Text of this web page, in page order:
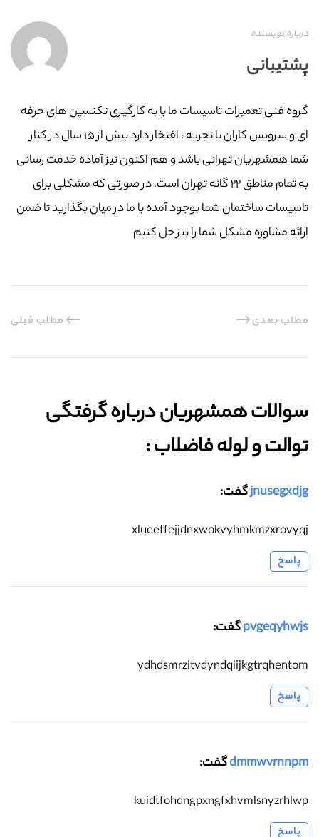
درباره نویسنده
پشتیبانی
گروه فنی تعمیرات تاسیسات ما با به‌ کارگیری تکنسین های حرفه
ای و سرویس کاران با تجربه ، افتخار دارد بیش از ۱۵ سال در کنار
شما همشهریان تهرانی باشد و هم اکنون نیز آماده خدمت رسانی
به تمام مناطق ۲۲ گانه تهران است. در صورتی که مشکلی برای
تاسیسات ساختمان شما بوجود آمده با ما در میان بگذارید تا ضمن
ارائه مشاوره مشکل شما را نیز حل کنیم
مطلب قبلی مطلب بعدی
سوالات همشهریان درباره گرفتگی
توالت و لوله فاضلاب :‌
jnusegxdjgگفت:
xlueeffejjdnxwokvyhmkmzxrovyqj
پاسخ
pvgeqyhwjsگفت:
ydhdsmrzitvdyndqiijkgtrqhentom
پاسخ
dmmwvrnnpmگفت:
kuidtfohdngpxngfxhvmlsnyzrhlwp
پاسخ